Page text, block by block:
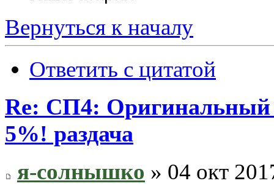
Вернуться к началу
Ответить с цитатой
Re: СП4:
5%! раздача
я-солнышко » 04 окт